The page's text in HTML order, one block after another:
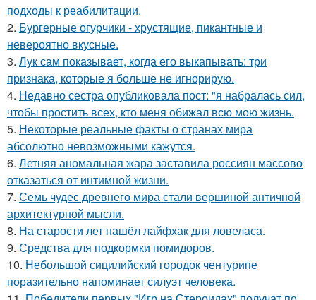
подходы к реабилитации.
2. Бургерные огурчики - хрустящие, пикантные и
невероятно вкусные.
3. Лук сам показывает, когда его выкапывать: три
признака, которые я больше не игнорирую.
4. Недавно сестра опубликовала пост: "я набралась сил,
чтобы простить всех, кто меня обижал всю мою жизнь.
5. Некоторые реальные факты о странах мира
абсолютно невозможными кажутся.
6. Летняя аномальная жара заставила россиян массово
отказаться от интимной жизни.
7. Семь чудес древнего мира стали вершиной античной
архитектурной мысли.
8. На старости лет нашёл лайфхак для ловеласа.
9. Средства для подкормки помидоров.
10. Небольшой сицилийский городок чентурипе
поразительно напоминает силуэт человека.